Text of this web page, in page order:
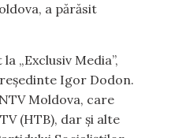
a părăsit
„Exclusiv Media”,
Igor Dodon.
Moldova, care
(HTB), dar și alte